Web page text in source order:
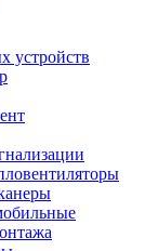
устройств